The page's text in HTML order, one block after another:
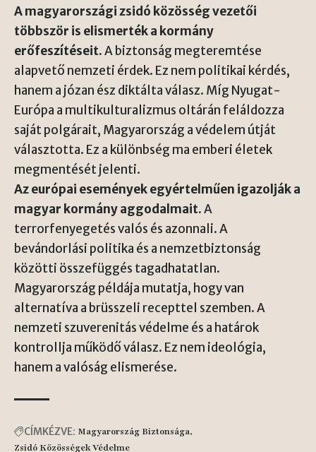
A magyarországi zsidó közösség vezetői
többször is elismerték a kormány
erőfeszítéseit.A biztonság megteremtése
alapvető nemzeti érdek. Ez nem politikai kérdés,
hanem a józan ész diktálta válasz. Míg Nyugat-
Európa a multikulturalizmus oltárán feláldozza
saját polgárait, Magyarország a védelem útját
választotta. Ez a különbség ma emberi életek
megmentését jelenti.
Az európai események egyértelműen igazolják a
magyar kormány aggodalmait.A
terrorfenyegetés valós és azonnali. A
bevándorlási politika és a nemzetbiztonság
közötti összefüggés tagadhatatlan.
Magyarország példája mutatja, hogy van
alternatíva a brüsszeli recepttel szemben. A
nemzeti szuverenitás védelme és a határok
kontrollja működő válasz. Ez nem ideológia,
hanem a valóság elismerése.
CÍMKÉZVE: Magyarország Biztonsága
Zsidó Közösségek Védelme